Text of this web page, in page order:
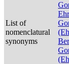
List of
nomenclatural
synonyms